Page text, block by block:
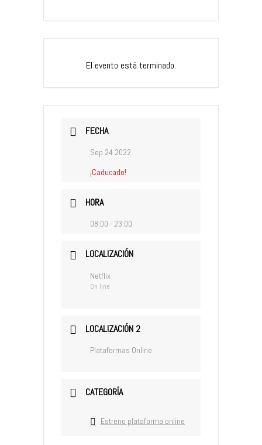
El evento está terminado.
FECHA
Sep 24 2022
¡Caducado!
HORA
08:00 - 23:00
LOCALIZACIÓN
Netflix
On line
LOCALIZACIÓN 2
Plataformas Online
CATEGORÍA
Estreno plataforma online